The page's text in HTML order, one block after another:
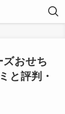
おせち
と評判・